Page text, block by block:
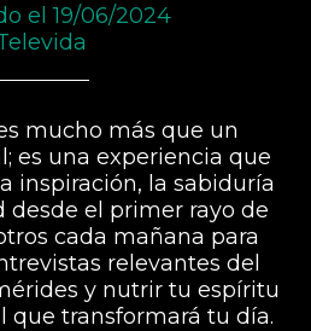
el 19/06/2024
mucho más que un
es una experiencia que
inspiración, la sabiduría
desde el primer rayo de
cada mañana para
relevantes del
y nutrir tu espíritu
que transformará tu día.